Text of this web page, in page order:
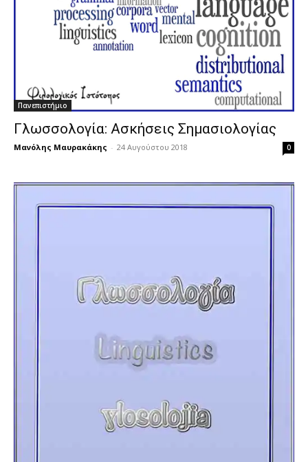
Πανεπιστήμιο
Γλωσσολογία: Ασκήσεις Σημασιολογίας
Μανόλης Μαυρακάκης - 24 Αυγούστου 2018 0